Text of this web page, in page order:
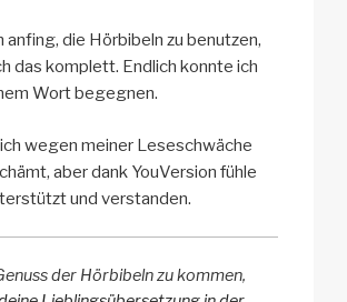
anfing, die Hörbibeln zu benutzen,
das komplett. Endlich konnte ich
Wort begegnen.
wegen meiner Leseschwäche
aber dank YouVersion fühle
und verstanden.
der Hörbibeln zu kommen,